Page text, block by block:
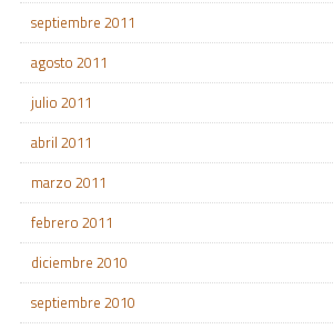
septiembre 2011
agosto 2011
julio 2011
abril 2011
marzo 2011
febrero 2011
diciembre 2010
septiembre 2010